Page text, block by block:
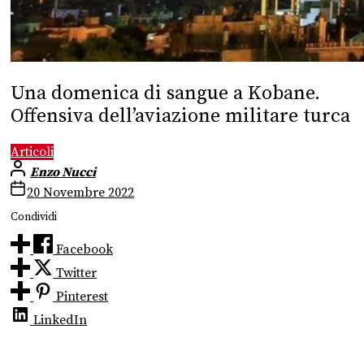
Una domenica di sangue a Kobane.
Offensiva dell’aviazione militare turca
Articoli
Enzo Nucci
20 Novembre 2022
Condividi
Facebook
Twitter
Pinterest
LinkedIn